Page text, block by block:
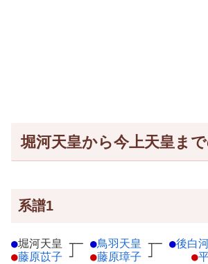
堀河天皇から今上天皇ま
系譜1
●堀河天皇 ┬
●藤原苡子 ┘
─ ●鳥羽天皇 ┬
●藤原璋子 ┘
─ ●後白
●